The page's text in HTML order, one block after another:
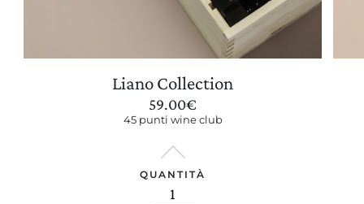
Liano Collection
59.00€
45 punti wine club
QUANTITÀ